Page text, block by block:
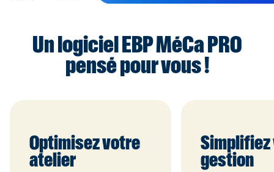
Un logiciel EBP MéCa PRO
pensé pour vous !
Optimisez votre
atelier gestion